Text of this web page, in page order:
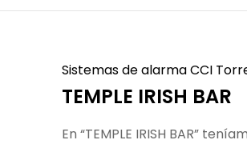
Sistemas de alarmaCCI
TEMPLE IRISH BAR
En “TEMPLE IRISH BAR”